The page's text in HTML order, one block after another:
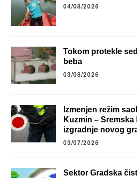
04/08/2026
Tokom protekle
beba
03/08/2026
Izmenjen režim
Kuzmin – Sremska
izgradnje novog
03/07/2026
Sektor Gradska